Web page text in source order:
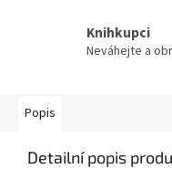
Knihkupci
Neváhejte a
Popis
Detailní popis